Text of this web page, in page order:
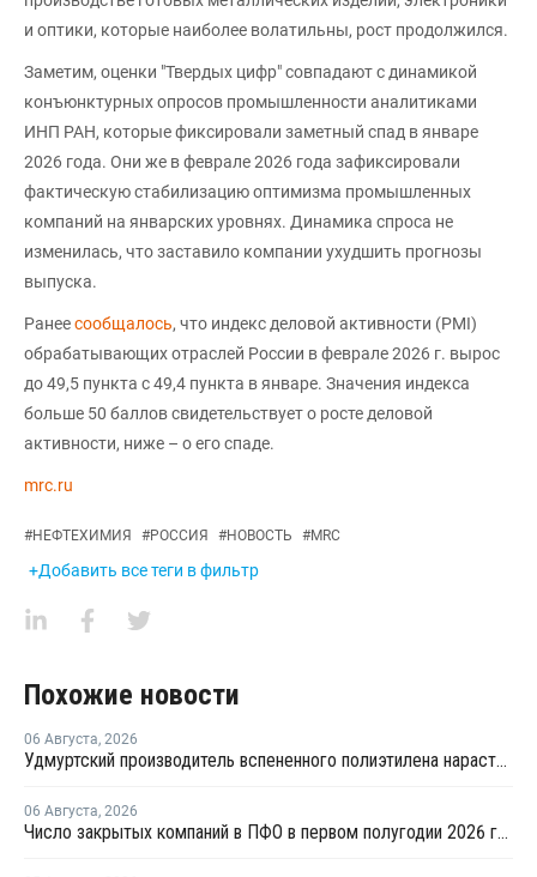
и оптики, которые наиболее волатильны, рост продолжился.
Заметим, оценки "Твердых цифр" совпадают с динамикой
конъюнктурных опросов промышленности аналитиками
ИНП РАН, которые фиксировали заметный спад в январе
2026 года. Они же в феврале 2026 года зафиксировали
фактическую стабилизацию оптимизма промышленных
компаний на январских уровнях. Динамика спроса не
изменилась, что заставило компании ухудшить прогнозы
выпуска.
Ранеесообщалось, что индекс деловой активности (PMI)
обрабатывающих отраслей России в феврале 2026 г. вырос
до 49,5 пункта с 49,4 пункта в январе. Значения индекса
больше 50 баллов свидетельствует о росте деловой
активности, ниже – о его спаде.
mrc.ru
#НЕФТЕХИМИЯ #РОССИЯ #НОВОСТЬ #MRC
+Добавить все теги в фильтр
Похожие новости
06 Августа, 2026
Удмуртский производитель вспененного полиэтилена нарастит выпуск на 15%
06 Августа, 2026
Число закрытых компаний в ПФО в первом полугодии 2026 года вдвое превысило число новых